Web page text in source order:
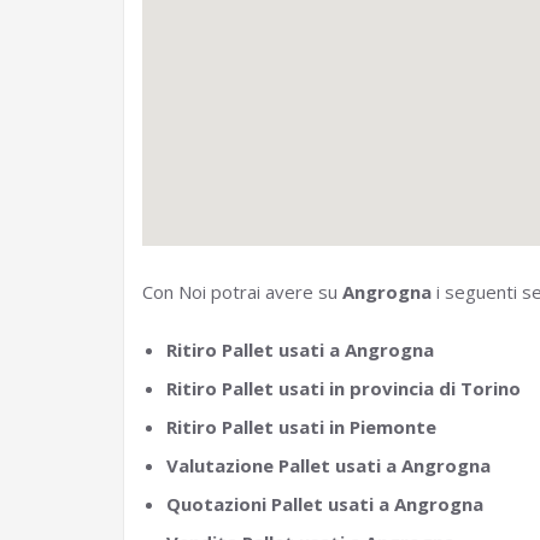
Con Noi potrai avere su Angrogna i seguenti
Ritiro Pallet usati a Angrogna
Ritiro Pallet usati in provincia di Torino
Ritiro Pallet usati in Piemonte
Valutazione Pallet usati a Angrogna
Quotazioni Pallet usati a Angrogna